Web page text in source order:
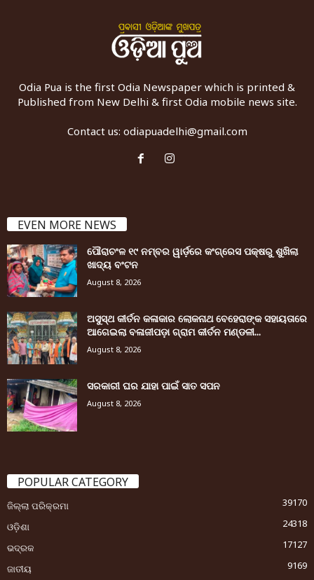
Odia Pua is the first Odia Newspaper which is printed &
Published from New Delhi & first Odia mobile news site.
Contact us: odiapuadelhi@gmail.com
EVEN MORE NEWS
ପୌରାଚଂଳ ୧୯ ନମ୍ବର ୱାର୍ଡ଼ରେ କଂଗ୍ରେସ ପକ୍ଷରୁ ଶୁଖିଲା
ଖାଦ୍ୟ ବଂଟନ
August 8, 2026
ଅସୁସ୍ଥ କୀର୍ତନ କଳାକାର ଲୋକନାଥ ବେହେରାଙ୍କ ସହାୟତାରେ
ଆଗେଇଲା ବଳାଜୀପଡ଼ା ଗ୍ରାମ କୀର୍ତନ ମଣ୍ଡଳୀ...
August 8, 2026
ସରକାରୀ ଘର ଯାହା ପାଇଁ ସାତ ସପନ
August 8, 2026
POPULAR CATEGORY
ଜିଲ୍ଲା ପରିକ୍ରମା
39170
ଓଡ଼ିଶା
24318
ଭଦ୍ରକ
17127
ଜାତୀୟ
9169